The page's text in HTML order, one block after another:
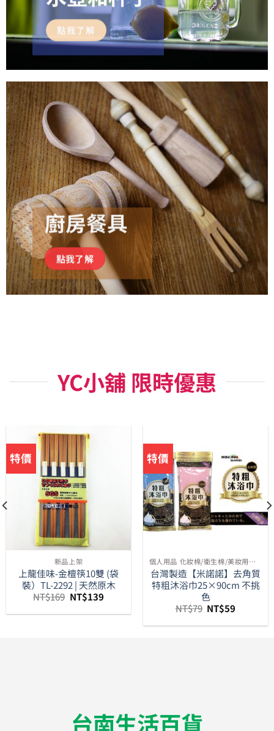
點我了解
廚房餐具
點我了解
YC小舖 限時優惠
特價
新品上架
上龍佳味-金檀筷10雙 (袋
裝）TL-2292 | 天然原木
NT$169 原
始
價
NT$139目
價
NT$139。
特價
個人用品 化妝棉/衛生棉/美妝用品小物等周邊
台灣製造【米諾諾】去角質
特粗沐浴巾25×90cm 不挑
色
NT$79 原
始
價
NT$59
價
台南生活百貨